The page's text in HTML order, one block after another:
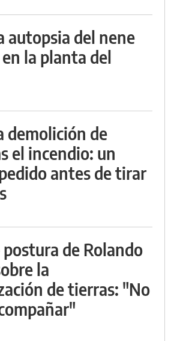
autopsia del nene
la planta del
demolición de
el incendio: un
antes de tirar
de Rolando
la
de tierras: "No